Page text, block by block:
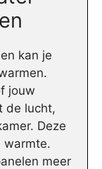
kan je
jouw
de lucht,
Deze
warmte.
meer